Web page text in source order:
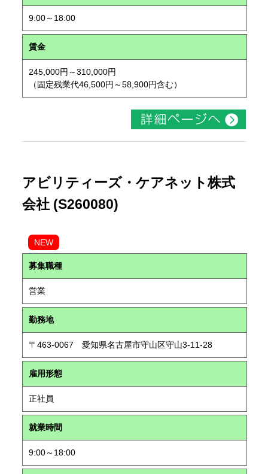
9:00～18:00
賃金
245,000円～310,000円
（固定残業代46,500円～58,900円含む）
アビリティーズ・ケアネット株式
会社 (S260080)
NEW
募集職種
営業
勤務地
〒463-0067 愛知県名古屋市守山区守山3-11-28
雇用形態
正社員
就業時間
9:00～18:00